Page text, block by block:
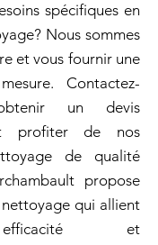
spécifiques en
Nous sommes
et vous fournir une
Contactez-
un devis
profiter de nos
de qualité
propose
qui allient
et